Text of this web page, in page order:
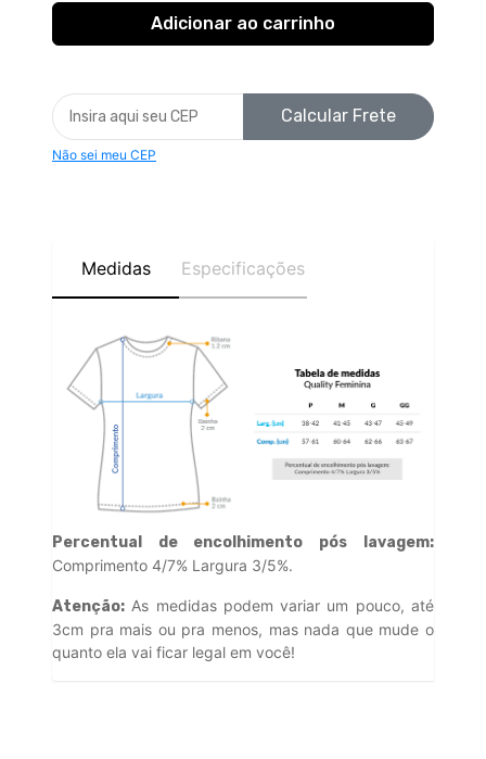
Calcular Frete
Não sei meu CEP
Medidas Especificações
Percentual de encolhimento pós lavagem:
Comprimento 4/7% Largura 3/5%.
Atenção: As medidas podem variar um pouco, até
3cm pra mais ou pra menos, mas nada que mude o
quanto ela vai ficar legal em você!